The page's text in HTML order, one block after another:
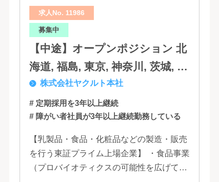
求人No. 11986
募集中
【中途】オープンポジション 北
海道, 福島, 東京, 神奈川, 茨城, 静
岡, 大阪, 兵庫, 福岡, 佐賀
株式会社ヤクルト本社
# 定期採用を3年以上継続
# 障がい者社員が3年以上継続勤務している
【乳製品・食品・化粧品などの製造・販売
を行う東証プライム上場企業】 ・食品事業
（プロバイオティクスの可能性を広げてい